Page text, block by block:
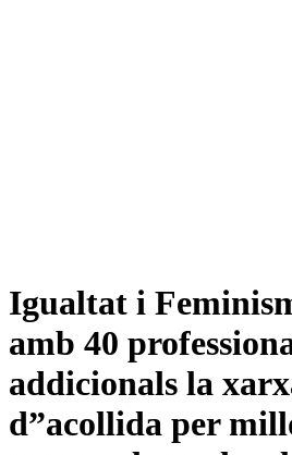
Igualtat i
amb 40
addicionals la
d”acollida per